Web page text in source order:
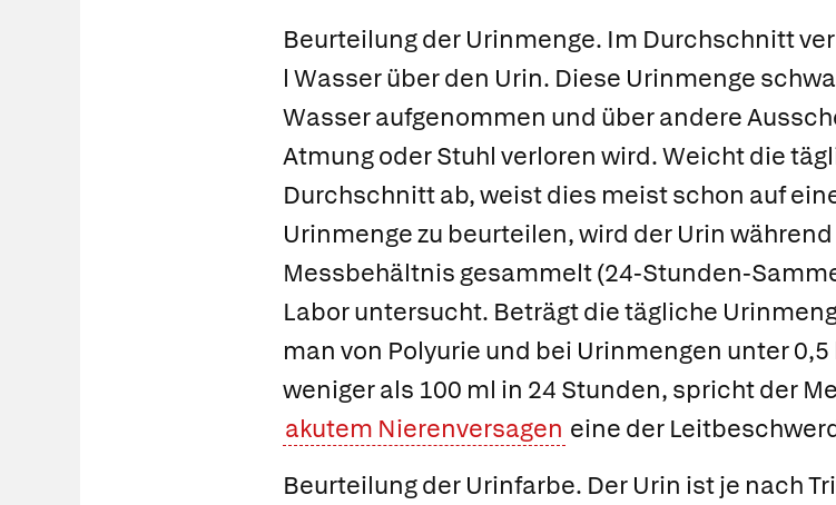
Beurteilung der Urinmenge. Im Durchschnitt
l Wasser über den Urin. Diese Urinmenge
Wasser aufgenommen und über andere
Atmung oder Stuhl verloren wird. Weicht die
Durchschnitt ab, weist dies meist schon auf
Urinmenge zu beurteilen, wird der Urin
Messbehältnis gesammelt(24-Stunden-
Labor untersucht. Beträgt die tägliche
man von Polyurie und bei Urinmengen unter 0,5
weniger als 100 ml in 24 Stunden, spricht der
akutem Nierenversagen eine der
Beurteilung der Urinfarbe. Der Urin ist je nach